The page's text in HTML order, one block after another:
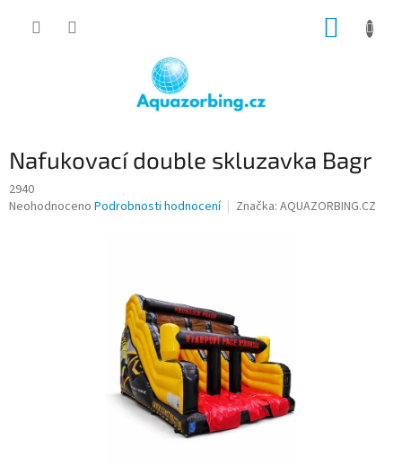
Nafukovací double skluzavka Bagr
2940
Průměrné
Neohodnoceno Podrobnosti hodnocení Značka: AQUAZORBING.CZ